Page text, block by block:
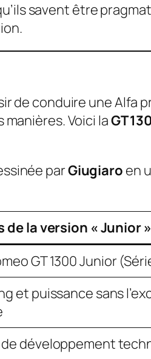
savent être
de conduire une Alfa
Voici laGT
parGiugiaro en
de la version « Junior »
GT 1300 Junior
et puissance sans
de développement